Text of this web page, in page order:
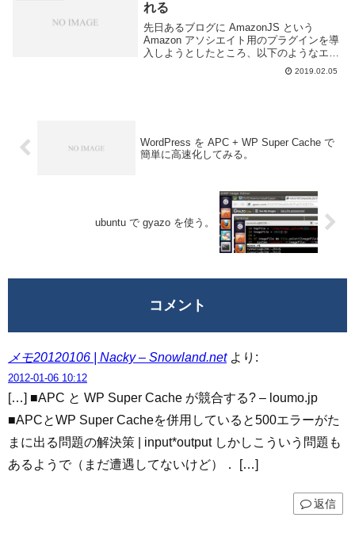
れる
先日あるブログに AmazonJS という
Amazon アソシエイト用のプラグインを導
入しようとしたところ、以下のようなエラ
ーメッセージが表示され、正常に動作しな
かった。エラーメッセージからすると、
2019.02.05
WordPress を APC + WP Super Cache で
簡単に高速化してみる。
ubuntu で gyazo を使う。
コメント
メモ20120106 | Nacky – Snowland.net より:
2012-01-06 10:12
[…] ■APC と WP Super Cache が競合する? – loumo.jp
■APCとWP Super Cacheを併用していると500エラーがた
まに出る問題の解決策 | input*output しかしこういう問題も
あるようで（まだ遭遇してないけど）． […]
返信